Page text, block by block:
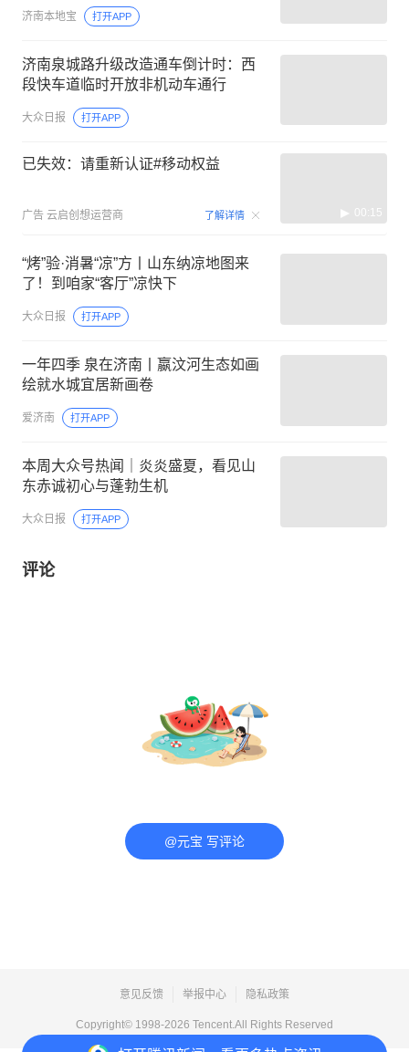
济南本地宝 打开APP
济南泉城路升级改造通车倒计时：西
段快车道临时开放非机动车通行
大众日报 打开APP
已失效：请重新认证#移动权益
广告 云启创想运营商 了解详情 00:15
“烤”验·消暑“凉”方丨山东纳凉地图来
了！到咱家“客厅”凉快下
大众日报 打开APP
一年四季 泉在济南丨嬴汶河生态如画
绘就水城宜居新画卷
爱济南 打开APP
本周大众号热闻｜炎炎盛夏，看见山
东赤诚初心与蓬勃生机
大众日报 打开APP
评论
@元宝 写评论
意见反馈 举报中心 隐私政策
Copyright© 1998-2026 Tencent.All Rights Reserved